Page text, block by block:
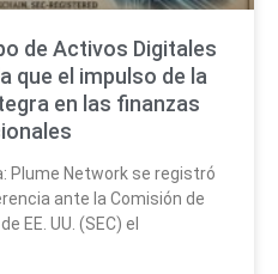
de Activos Digitales
que el impulso de la
en las finanzas
Plume Network se registró
ante la Comisión de
EE. UU. (SEC) el